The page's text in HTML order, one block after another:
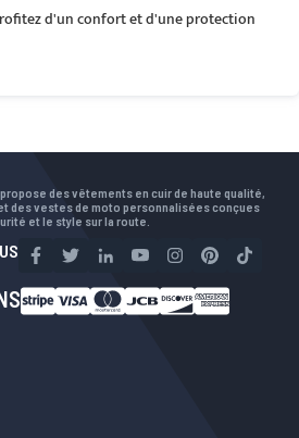
d'un confort et d'une protection
des vêtements en cuir de haute qualité,
des vestes de moto personnalisées conçues
et le style sur la route.